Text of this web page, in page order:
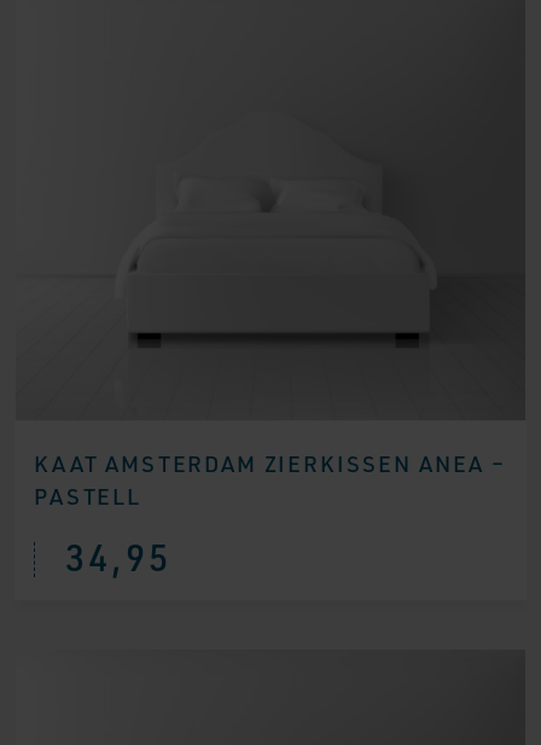
KAAT AMSTERDAM ZIERKISSEN ANEA –
PASTELL
34,95